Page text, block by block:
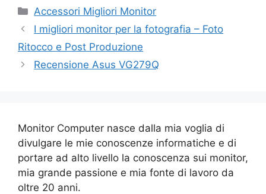
Categorie
Accessori Migliori Monitor
I migliori monitor per la fotografia – Foto
Ritocco e Post Produzione
Recensione Asus VG279Q
Monitor Computer nasce dalla mia voglia di
divulgare le mie conoscenze informatiche e di
portare ad alto livello la conoscenza sui monitor,
mia grande passione e mia fonte di lavoro da
oltre 20 anni.